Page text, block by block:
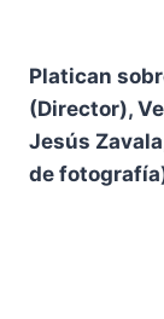
Platican
(Director),
Jesús
de